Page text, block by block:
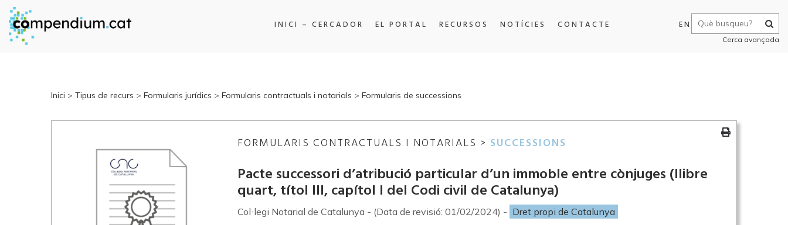
INICI – CERCADOR EL PORTAL RECURSOS NOTÍCIES CONTACTE EN
Cerca avançada
Inici > Tipus de recurs > Formularis jurídics > Formularis contractuals i notarials > Formularis de successions
FORMULARIS CONTRACTUALS I NOTARIALS > SUCCESSIONS
Pacte successori d’atribució particular d’un immoble entre cònjuges (llibre
quart, títol III, capítol I del Codi civil de Catalunya)
Col·legi Notarial de Catalunya - (Data de revisió: 01/02/2024) - Dret propi de Catalunya